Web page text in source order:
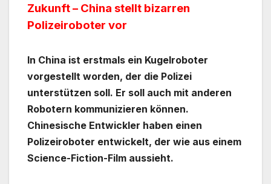
Zukunft – China stellt bizarren
Polizeiroboter vor
In China ist erstmals ein Kugelroboter
vorgestellt worden, der die Polizei
unterstützen soll. Er soll auch mit anderen
Robotern kommunizieren können.
Chinesische Entwickler haben einen
Polizeiroboter entwickelt, der wie aus einem
Science-Fiction-Film aussieht.